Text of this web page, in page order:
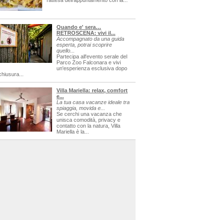
Quando e' sera…
RETROSCENA: vivi il...
Accompagnato da una guida
esperta, potrai scoprire
quello...
Partecipa all'evento serale del
Parco Zoo Falconara e vivi
un'esperienza esclusiva dopo
Villa Mariella: relax, comfort
e...
La tua casa vacanze ideale tra
spiaggia, movida e...
Se cerchi una vacanza che
unisca comodità, privacy e
contatto con la natura, Villa
Mariella è la...